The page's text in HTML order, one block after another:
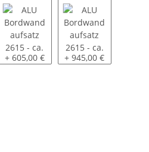
- montiert
2615 - ca. 30 cm - oben
ALU Bordwandaufsatz 2615 - ca.
+ 605,00 € ALU
+ 945,00 €
- montiert